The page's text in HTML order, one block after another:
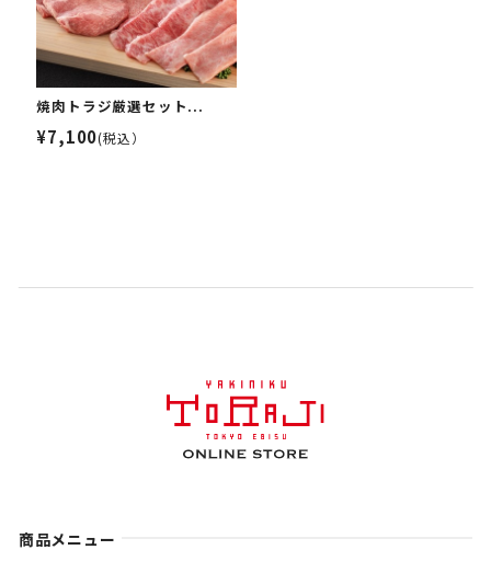
焼肉トラジ厳選セット...
¥7,100(税込）
商品メニュー